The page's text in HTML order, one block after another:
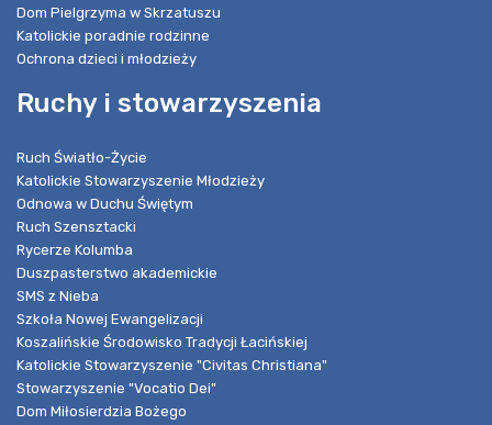
Dom Pielgrzyma w Skrzatuszu
Katolickie poradnie rodzinne
Ochrona dzieci i młodzieży
Ruchy i stowarzyszenia
Ruch Światło-Życie
Katolickie Stowarzyszenie Młodzieży
Odnowa w Duchu Świętym
Ruch Szensztacki
Rycerze Kolumba
Duszpasterstwo akademickie
SMS z Nieba
Szkoła Nowej Ewangelizacji
Koszalińskie Środowisko Tradycji Łacińskiej
Katolickie Stowarzyszenie "Civitas Christiana"
Stowarzyszenie "Vocatio Dei"
Dom Miłosierdzia Bożego